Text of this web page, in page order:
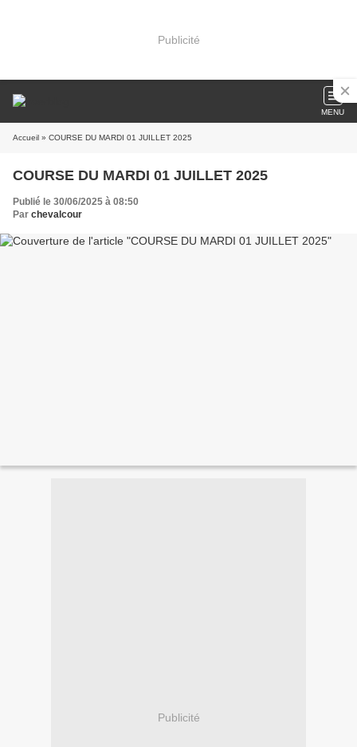
Publicité
MENU
Accueil » COURSE DU MARDI 01 JUILLET 2025
COURSE DU MARDI 01 JUILLET 2025
Publié le 30/06/2025 à 08:50
Par chevalcour
Publicité